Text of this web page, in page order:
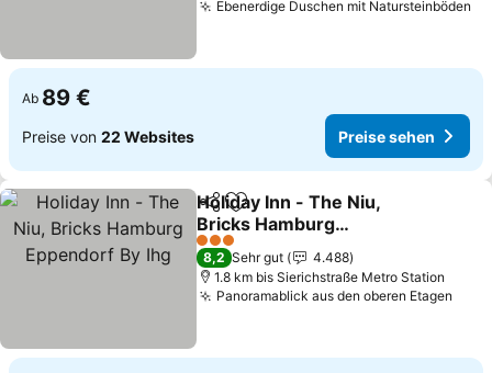
Ebenerdige Duschen mit Natursteinböden
Ab 89 €
Preise von 22 Websites Preise sehen
TeilenZu Favoriten hinzufügen
Holiday Inn - The Niu,
Bricks Hamburg
Eppendorf By Ihg
3 Sterne
8,2 Sehr gut
4.488
1.8 km bis Sierichstraße Metro Station
Panoramablick aus den oberen Etagen